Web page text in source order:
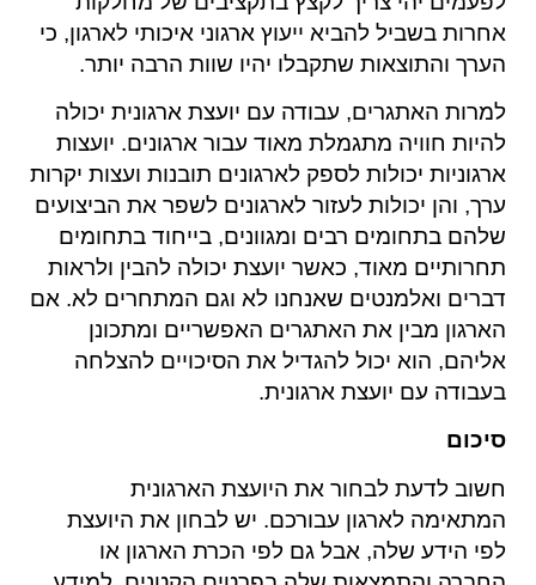
אחרות בשביל להביא ייעוץ ארגוני איכותי לארגון, כי
הערך והתוצאות שתקבלו יהיו שוות הרבה יותר.
למרות האתגרים, עבודה עם יועצת ארגונית יכולה
להיות חוויה מתגמלת מאוד עבור ארגונים. יועצות
ארגוניות יכולות לספק לארגונים תובנות ועצות יקרות
ערך, והן יכולות לעזור לארגונים לשפר את הביצועים
שלהם בתחומים רבים ומגוונים, בייחוד בתחומים
תחרותיים מאוד, כאשר יועצת יכולה להבין ולראות
דברים ואלמנטים שאנחנו לא וגם המתחרים לא. אם
הארגון מבין את האתגרים האפשריים ומתכונן
אליהם, הוא יכול להגדיל את הסיכויים להצלחה
בעבודה עם יועצת ארגונית.
סיכום
חשוב לדעת לבחור את היועצת הארגונית
המתאימה לארגון עבורכם. יש לבחון את היועצת
לפי הידע שלה, אבל גם לפי הכרת הארגון או